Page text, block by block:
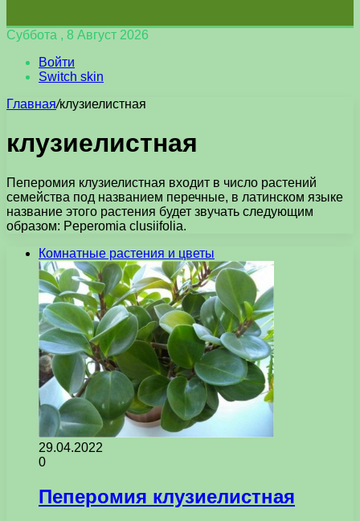
Суббота , 8 Август 2026
Войти
Switch skin
Главная/клузиелистная
клузиелистная
Пеперомия клузиелистная входит в число растений
семейства под названием перечные, в латинском языке
название этого растения будет звучать следующим
образом: Peperomia clusiifolia.
Комнатные растения и цветы
29.04.2022
0
Пеперомия клузиелистная